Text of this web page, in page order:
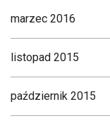
marzec 2016
listopad 2015
październik 2015